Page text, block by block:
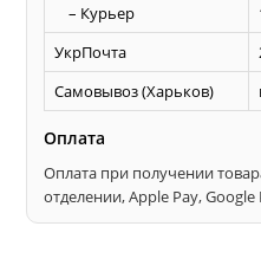
– Курьер
УкрПочта
Самовывоз (Харьков)
Оплата
Оплата при получении
отделении, Apple Pay,